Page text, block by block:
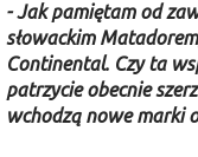
- Jak pamiętam od
słowackim
Continental. Czy ta
patrzycie obecnie
wchodzą nowe marki